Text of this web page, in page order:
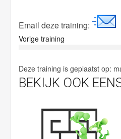
m
p
y
.
Email deze training:
Vorige training
Deze training is geplaatst op:
BEKIJK OOK